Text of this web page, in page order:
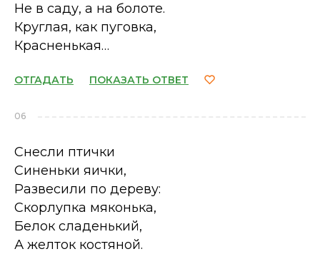
Не в саду, а на болоте.
Круглая, как пуговка,
Красненькая…
ОТГАДАТЬ ПОКАЗАТЬ ОТВЕТ
06
Снесли птички
Синеньки яички,
Развесили по дереву:
Скорлупка мяконька,
Белок сладенький,
А желток костяной.